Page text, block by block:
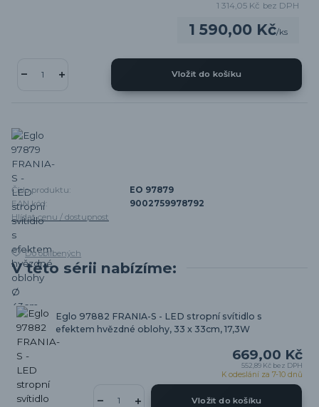
1 590,00 Kč/ks
1 314,05 Kč bez DPH
Vložit do košíku
Číslo produktu:
EO 97879
EAN kód:
9002759978792
Hlídat cenu / dostupnost
Do oblíbených
V této sérii nabízíme:
Eglo 97882 FRANIA-S - LED stropní svítidlo s
efektem hvězdné oblohy, 33 x 33cm, 17,3W
669,00 Kč
552,89 Kč bez DPH
K odeslání za 7-10 dnů
Vložit do košíku